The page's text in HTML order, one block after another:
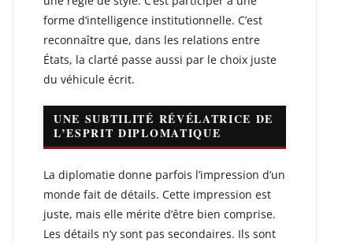
forme d’intelligence institutionnelle. C’est
reconnaître que, dans les relations entre
États, la clarté passe aussi par le choix juste
du véhicule écrit.
UNE SUBTILITÉ RÉVÉLATRICE DE
L’ESPRIT DIPLOMATIQUE
La diplomatie donne parfois l’impression d’un
monde fait de détails. Cette impression est
juste, mais elle mérite d’être bien comprise.
Les détails n’y sont pas secondaires. Ils sont